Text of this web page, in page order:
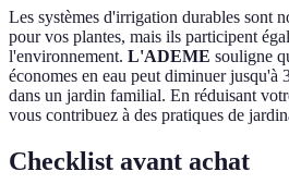
Les systèmes d'irrigation durables sont
pour vos plantes, mais ils participent
l'environnement. L'ADEME souligne
économes en eau peut diminuer jusqu'à
dans un jardin familial. En réduisant
vous contribuez à des pratiques de
Checklist avant achat